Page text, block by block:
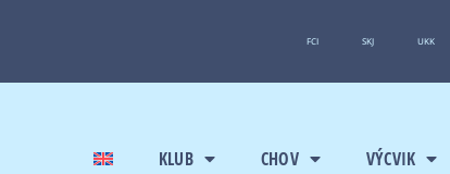
FCI SKJ UKK
KLUB CHOV VÝCVIK